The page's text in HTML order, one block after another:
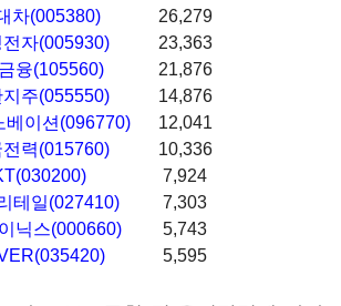
차(005380)
26,279
자(005930)
23,363
융(105560)
21,876
지주(055550)
14,876
베이션(096770)
12,041
전력(015760)
10,336
7,924
테일(027410)
7,303
닉스(000660)
5,743
5,595